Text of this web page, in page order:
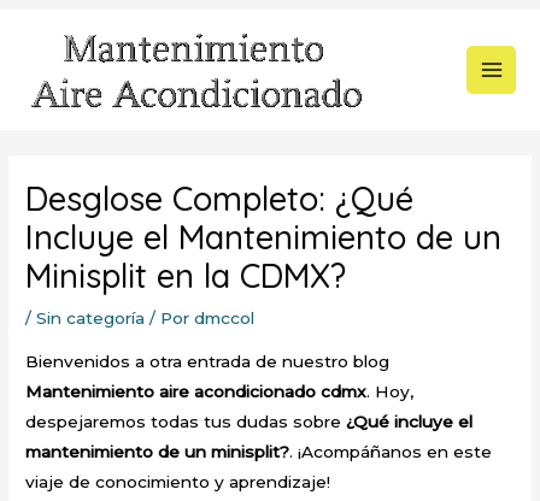
contenido
Desglose Completo: ¿Qué
Incluye el Mantenimiento de un
Minisplit en la CDMX?
/Sin categoría / Pordmccol
Bienvenidos a otra entrada de nuestro blog
Mantenimiento aire acondicionado cdmx. Hoy,
despejaremos todas tus dudas sobre¿Qué incluye el
mantenimiento de un minisplit?. ¡Acompáñanos en este
viaje de conocimiento y aprendizaje!